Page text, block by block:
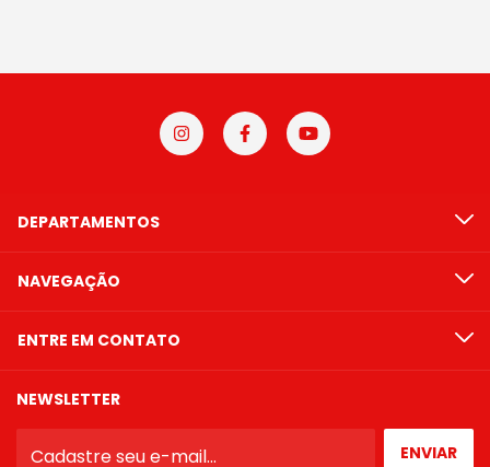
DEPARTAMENTOS
NAVEGAÇÃO
ENTRE EM CONTATO
NEWSLETTER